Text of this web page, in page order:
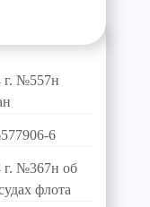
г. №557н
6
г. №367н об
флота